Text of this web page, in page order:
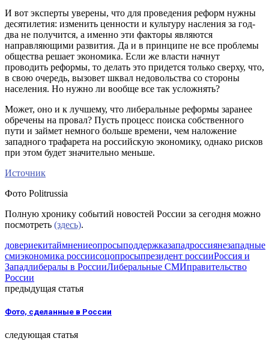
И вот эксперты уверены, что для проведения реформ нужны
десятилетия: изменить ценности и культуру насления за год-
два не получится, а именно эти факторы являются
направляющими развития. Да и в принципе не все проблемы
общества решает экономика. Если же власти начнут
проводить реформы, то делать это придется только сверху, что,
в свою очередь, вызовет шквал недовольства со стороны
населения. Но нужно ли вообще все так усложнять?
Может, оно и к лучшему, что либеральные реформы заранее
обречены на провал? Пусть процесс поиска собственного
пути и займет немного больше времени, чем наложение
западного трафарета на российскую экономику, однако рисков
при этом будет значительно меньше.
Источник
Фото Politrussia
Полную хронику событий новостей России за сегодня можно
посмотреть (здесь).
довериекитаймнениеопросыподдержказападроссиянезападные
смиэкономика россиисоцопросыпрезидент россииРоссия и
Западлибералы в РоссииЛиберальные СМИправительство
России
предыдущая статья
Фото, сделанные в России
следующая статья